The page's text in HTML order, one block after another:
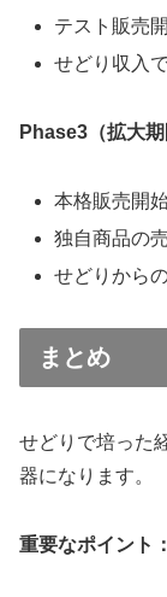
テスト販売
せどり収入
Phase3（拡大期
本格販売開
独自商品の
せどりから
まとめ
せどりで培った
器になります。
重要なポイント：